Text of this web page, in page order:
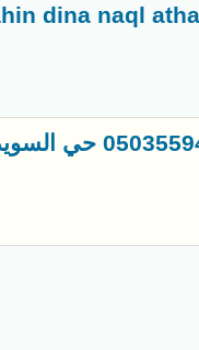
dina naql
تخلص منه اثاث قديمه تالفه خربان طش رمي بالرياض